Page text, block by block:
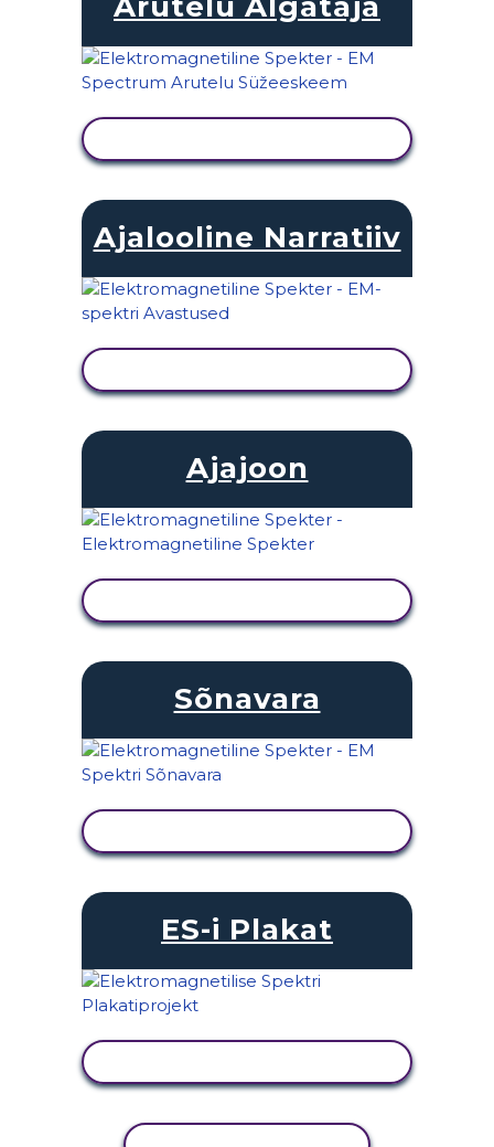
Ajalooline Narratiiv
Ajajoon
Sõnavara
ES-i Plakat